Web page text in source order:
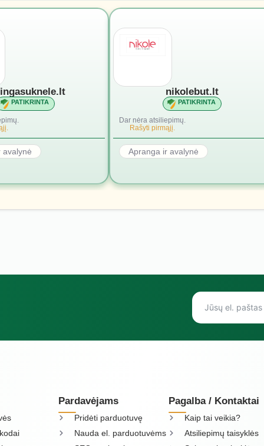
PATIKRINTA
avalynė
nikolebut.lt
PATIKRINTA
Dar nėra atsiliepimų.
Rašyti pirmąjį.
Apranga ir avalynė
Pardavėjams
Pridėti parduotuvę
Nauda el. parduotuvėms
Pagalba / Kontaktai
Kaip tai veikia?
Atsiliepimų taisyklės